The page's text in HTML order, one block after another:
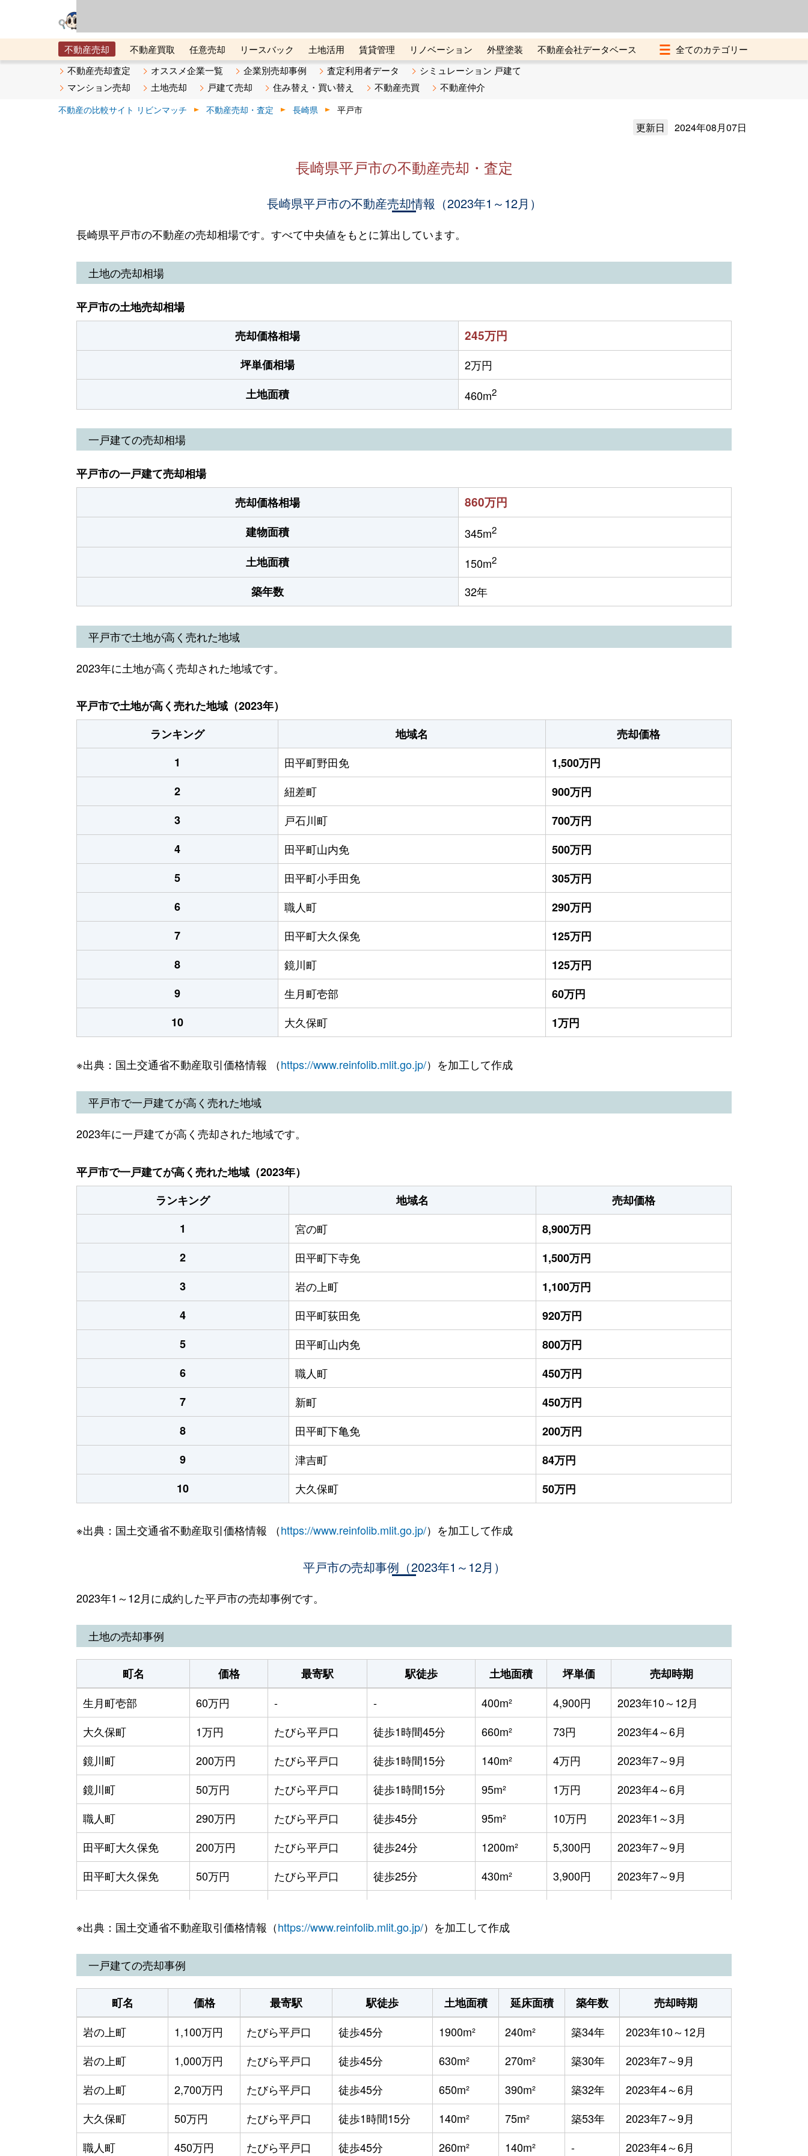
不動産売却 不動産買取 任意売却 リースバック 土地活用 賃貸管理 リノベーション 外壁塗装
不動産会社データベース
メタ住宅展示場
ベスト不動産カンパニー オンライン講座 リビンマガジンBiz 不動産売却ご相談デスク
不動産売却査定 オススメ企業一覧 企業別売却事例 査定利用者データ
シミュレーション 戸建て
マンション売却
土地売却 戸建て売却 住み替え・買い替え 不動産売買 不動産仲介
不動産の比較サイト リビンマッチ 不動産売却・査定 長崎県 平戸市
更新日 2024年08月07日
長崎県平戸市の不動産売却・査定
長崎県平戸市の不動産売却情報（2023年1～12月）
長崎県平戸市の不動産の売却相場です。すべて中央値をもとに算出しています。
土地の売却相場
平戸市の土地売却相場
売却価格相場
245万円
坪単価相場
2万円
土地面積
460m2
一戸建ての売却相場
平戸市の一戸建て売却相場
売却価格相場
860万円
建物面積 345m2
土地面積 150m2
築年数 32年
平戸市で土地が高く売れた地域
2023年に土地が高く売却された地域です。
平戸市で土地が高く売れた地域（2023年）
ランキング
地域名
売却価格
1
田平町野田免
1,500万円
2
紐差町
900万円
3
戸石川町
700万円
4
田平町山内免
500万円
5
田平町小手田免
305万円
6
職人町
290万円
7
田平町大久保免
125万円
8
鏡川町
125万円
9
生月町壱部
60万円
10
大久保町 1万円
※出典：国土交通省不動産取引価格情報 （https://www.reinfolib.mlit.go.jp/）を加工して作成
平戸市で一戸建てが高く売れた地域
2023年に一戸建てが高く売却された地域です。
平戸市で一戸建てが高く売れた地域（2023年）
ランキング
地域名
売却価格
1
宮の町
8,900万円
2
田平町下寺免
1,500万円
3
岩の上町
1,100万円
4
田平町荻田免
920万円
5
田平町山内免
800万円
6
職人町
450万円
7
新町
450万円
8
田平町下亀免
200万円
9
津吉町
84万円
10
大久保町 50万円
※出典：国土交通省不動産取引価格情報 （https://www.reinfolib.mlit.go.jp/）を加工して作成
平戸市の売却事例（2023年1～12月）
2023年1～12月に成約した平戸市の売却事例です。
土地の売却事例
町名 価格 最寄駅 駅徒歩 土地面積 坪単価
売却時期
生月町壱部
60万円 - - 400m² 4,900円
2023年10～12月
大久保町
1万円 たびら平戸口 徒歩1時間45分 660m² 73円
2023年4～6月
鏡川町
200万円 たびら平戸口 徒歩1時間15分 140m² 4万円
2023年7～9月
鏡川町
50万円 たびら平戸口 徒歩1時間15分 95m² 1万円
2023年4～6月
職人町
290万円 たびら平戸口 徒歩45分 95m² 10万円
2023年1～3月
田平町大久保免
200万円 たびら平戸口 徒歩24分 1200m² 5,300円
2023年7～9月
田平町大久保免
50万円 たびら平戸口 徒歩25分 430m² 3,900円
2023年7～9月
田平町小手田免
130万円 たびら平戸口 徒歩16分 95m²
田平町野田免
田平町山内免
400万円 たびら平戸口 徒歩9分 570m² 2万円
2023年7～9月
田平町山内免
600万円 たびら平戸口 徒歩10分 1000m² 1万円
2023年7～9月
戸石川町
700万円 たびら平戸口 徒歩1時間15分 490m² 4万円
2023年4～6月
紐差町
900万円 たびら平戸口 徒歩2時間 1400m² 2万円 2023年1～3月
※出典：国土交通省不動産取引価格情報（https://www.reinfolib.mlit.go.jp/）を加工して作成
一戸建ての売却事例
町名 価格 最寄駅 駅徒歩 土地面積 延床面積 築年数
売却時期
岩の上町
1,100万円 たびら平戸口 徒歩45分 1900m² 240m² 築34年
2023年10～12月
岩の上町
1,000万円 たびら平戸口 徒歩45分 630m² 270m² 築30年
2023年7～9月
岩の上町
2,700万円 たびら平戸口 徒歩45分 650m² 390m² 築32年
2023年4～6月
大久保町
50万円 たびら平戸口 徒歩1時間15分 140m² 75m² 築53年
2023年7～9月
職人町
450万円 たびら平戸口 徒歩45分 260m² 140m² - 2023年4～6月